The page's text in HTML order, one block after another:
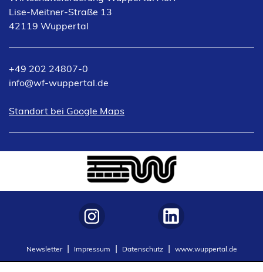
n
T
a
b
u
e
a
b
m
n
e
u
n
T
b
)
e
m
e
u
e
T
b
)
Lise-Meitner-Straße 13
42119 Wuppertal
+49 202 24807-0
info
wf-wuppertal de
Standort bei Google Maps
(Öffnet
neuen
Newsletter
in
Impressum Datenschutz www.wuppertal.de
in